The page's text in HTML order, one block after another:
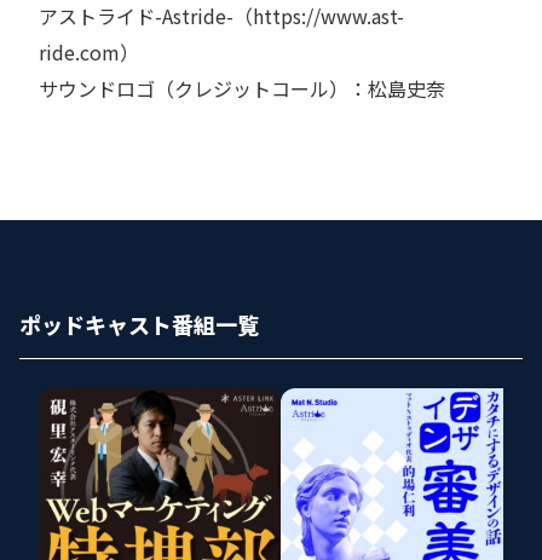
アストライド-Astride-（⁠https://www.ast-
ride.com⁠）
サウンドロゴ（クレジットコール）：松島史奈
ポッドキャスト番組一覧